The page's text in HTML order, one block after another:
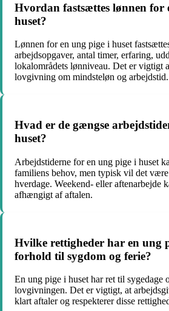
Hvordan fastsættes lønnen for
huset?
Lønnen for en ung pige i huset
arbejdsopgaver, antal timer, erfaring,
lokalområdets lønniveau. Det er vigtigt
lovgivning om mindsteløn og arbejdstid.
Hvad er de gængse
huset?
Arbejdstiderne for en ung pige i huset
familiens behov, men typisk vil det
hverdage. Weekend- eller aftenarbejde
afhængigt af aftalen.
Hvilke rettigheder har en ung
forhold til sygdom og ferie?
En ung pige i huset har ret til sygedage
lovgivningen. Det er vigtigt, at
klart aftaler og respekterer disse